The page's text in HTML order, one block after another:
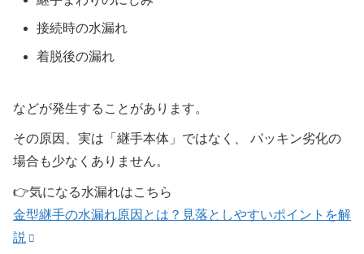
接続時の水漏れ
着脱後の漏れ
などが発生することがあります。
その原因、実は「継手本体」ではなく、 パッキン劣化の
場合も少なくありません。
👉気になる水漏れはこちら
金型継手の水漏れ原因とは？見落としやすいポイントを解
説